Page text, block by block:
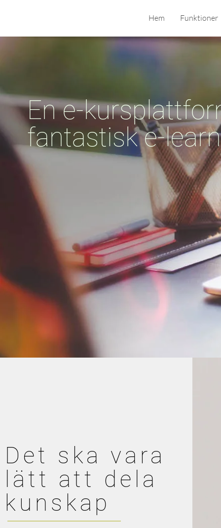
Hem Funktioner
En e-
fantastisk e-
Det ska vara
lätt att dela
kunskap